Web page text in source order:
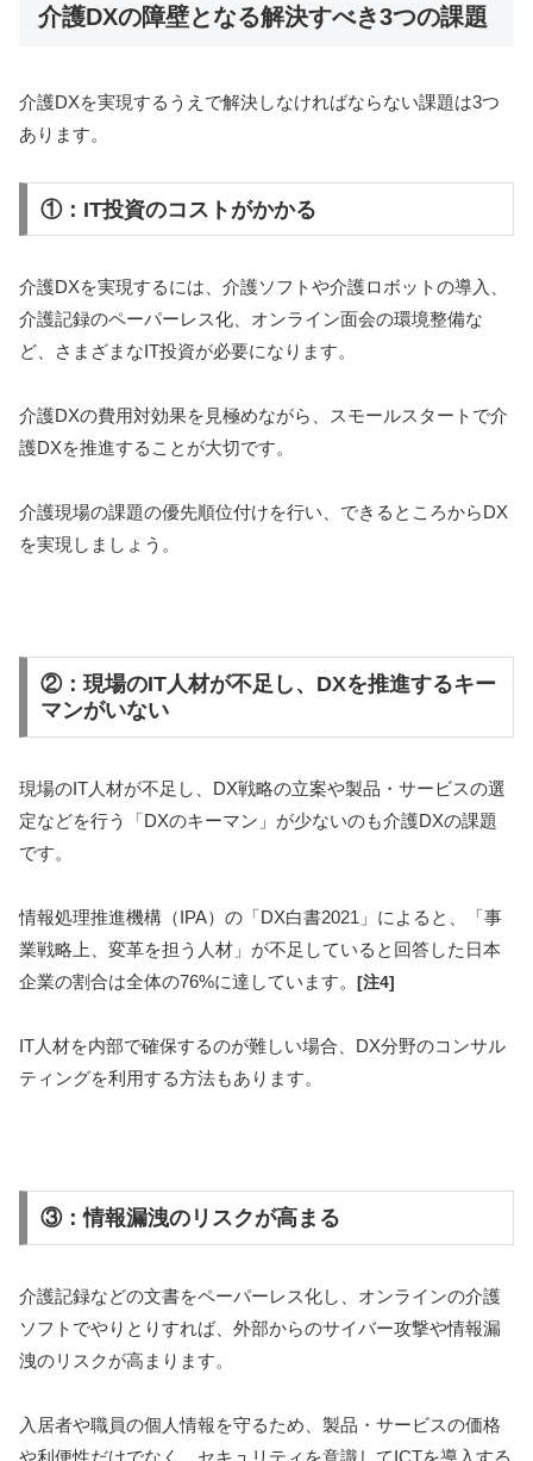
介護DXの障壁となる解決すべき3つの課題
介護DXを実現するうえで解決しなければならない課題は3つ
あります。
①：IT投資のコストがかかる
介護DXを実現するには、介護ソフトや介護ロボットの導入、
介護記録のペーパーレス化、オンライン面会の環境整備な
ど、さまざまなIT投資が必要になります。
介護DXの費用対効果を見極めながら、スモールスタートで介
護DXを推進することが大切です。
介護現場の課題の優先順位付けを行い、できるところからDX
を実現しましょう。
②：現場のIT人材が不足し、DXを推進するキー
マンがいない
現場のIT人材が不足し、DX戦略の立案や製品・サービスの選
定などを行う「DXのキーマン」が少ないのも介護DXの課題
です。
情報処理推進機構（IPA）の「DX白書2021」によると、「事
業戦略上、変革を担う人材」が不足していると回答した日本
企業の割合は全体の76%に達しています。 [注4]
IT人材を内部で確保するのが難しい場合、DX分野のコンサル
ティングを利用する方法もあります。
③：情報漏洩のリスクが高まる
介護記録などの文書をペーパーレス化し、オンラインの介護
ソフトでやりとりすれば、外部からのサイバー攻撃や情報漏
洩のリスクが高まります。
入居者や職員の個人情報を守るため、製品・サービスの価格
や利便性だけでなく、セキュリティを意識してICTを導入する